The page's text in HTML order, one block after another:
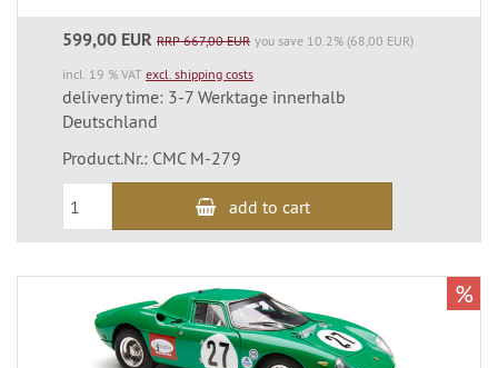
599,00 EUR RRP 667,00 EUR you save 10.2% (68,00 EUR)
incl. 19 % VAT excl. shipping costs
delivery time: 3-7 Werktage innerhalb
Deutschland
Product.Nr.: CMC M-279
add to cart
%